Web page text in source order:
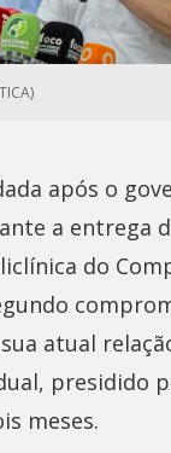
após o
a entrega
do
atual
presidido
meses.